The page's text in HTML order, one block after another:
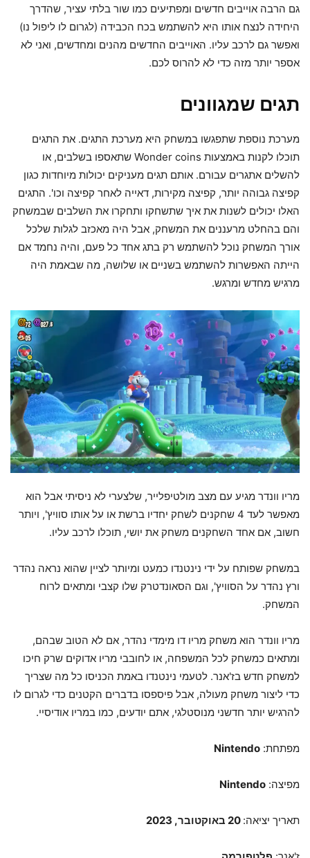
גם הרבה אוייבים חדשים ומפתיעים כמו שור בלתי עציר, שהדרך
היחידה לנצח אותו היא להשתמש בכח הכבידה (לגרום לו ליפול נו)
ואפשר גם לרכב עליו. האוייבים החדשים מהנים ומחדשים, ואני לא
אספר יותר מזה כדי לא להרוס לכם.
תגים שמגוונים
מערכת נוספת שתפגשו במשחק היא מערכת התגים. את התגים
תוכלו לקנות באמצעות Wonder coins שתאספו בשלבים, או
להשלים אתגרים עבורם. אותם תגים מעניקים יכולות מיוחדות כגון
קפיצה גבוהה יותר, קפיצה מקירות, דאייה לאחר קפיצה וכו'. התגים
האלו יכולים לשנות את איך שתשחקו ותחקרו את השלבים שבמשחק
והם בהחלט מרעננים את המשחק, אבל היה מאכזב לגלות שלכל
אורך המשחק נוכל להשתמש רק בתג אחד כל פעם, והיה נחמד אם
הייתה האפשרות להשתמש בשניים או שלושה, מה שבאמת היה
מרגיש מחדש ומרגש.
מריו וונדר מגיע עם מצב מולטיפלייר, שלצערי לא ניסיתי אבל הוא
מאפשר לעד 4 שחקנים לשחק יחדיו ברשת או על אותו סוויץ', ויותר
חשוב, אם אחד השחקנים משחק את יושי, תוכלו לרכב עליו.
במשחק שפותח על ידי נינטנדו כמעט ומיותר לציין שהוא נראה נהדר
ורץ נהדר על הסוויץ', וגם הסאונדטרק שלו קצבי ומתאים לרוח
המשחק.
מריו וונדר הוא משחק מריו דו מימדי נהדר, אם לא הטוב שבהם,
ומתאים כמשחק לכל המשפחה, או לחובבי מריו אדוקים שרק חיכו
למשחק חדש בז'אנר. לטעמי נינטנדו באמת הכניסו כל מה שצריך
כדי ליצור משחק מעולה, אבל פיספסו בדברים הקטנים כדי לגרום לו
להרגיש יותר חדשני מנוסטלגי, אתם יודעים, כמו במריו אודיסיי.
מפתחת: Nintendo
מפיצה: Nintendo
תאריך יציאה: